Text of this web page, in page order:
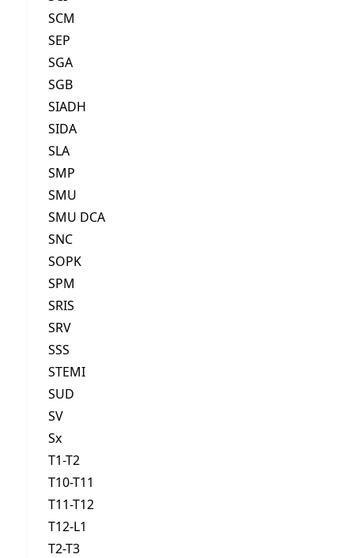
SCM
SEP
SGA
SGB
SIADH
SIDA
SLA
SMP
SMU
SMU DCA
SNC
SOPK
SPM
SRIS
SRV
SSS
STEMI
SUD
SV
Sx
T1-T2
T10-T11
T11-T12
T12-L1
T2-T3